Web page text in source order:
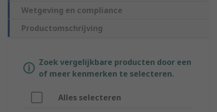
Wetgeving en compliance
Productomschrijving
Zoek vergelijkbare producten door een
of meer kenmerken te selecteren.
Alles selecteren